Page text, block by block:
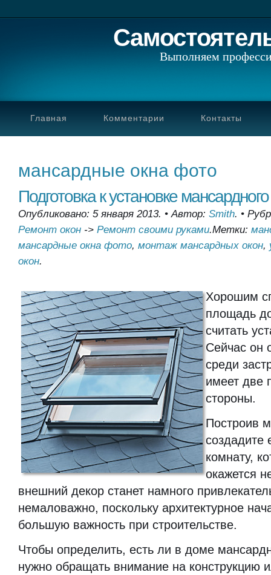
Выполняем
Главная Комментарии Контакты
мансардные окна фото
Подготовка к установке
Опубликовано: 5 января 2013. •Автор: Smith. •
Ремонт окон -> Ремонт своими руками.Метки:
мансардные окна фото, монтаж мансардных окон,
окон.
Хорошим
площадь
считать
Сейчас он
среди
имеет две
стороны.
Построив
комнату,
окажется
внешний декор станет намного
немаловажно, поскольку архитектурное
большую важность при строительстве.
Чтобы определить, есть ли в доме
нужно обращать внимание на